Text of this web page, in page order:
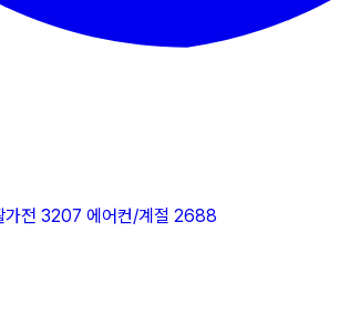
가전 3207 에어컨/계절 2688